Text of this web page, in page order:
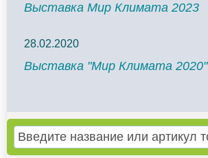
Выставка Мир Климата 2023
28.02.2020
Выставка "Мир Климата 2020"